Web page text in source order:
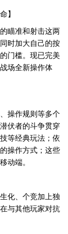
】
瞄准和射击这两
时加大自己的按
门槛。现已完美
场全新操作体
操作规则等多个
伏者的斗争贯穿
等经典玩法；依
操作方式；这些
动端。
化、个竞加上独
与其他玩家对抗